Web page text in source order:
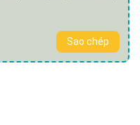
Sao chép